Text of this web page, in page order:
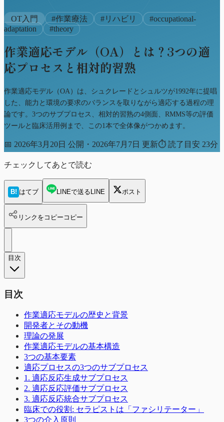
OT入門 #作業療法 #リハビリ #occupational-
adaptation
#theory
作業適応モデル（OA）とは？3つの適
応プロセスと相対的習熟
作業適応モデル（OA）は、シュクレードとシュルツが1992年に提唱
した、能力と環境の要求のバランスを取りながら適応する過程の理
論です。3つのサブプロセス、相対的習熟の4側面、RMMS等の評価
ツールと臨床活用例まで、この1本で全体像がつかめます。
📅 2026年3月20日 公開・2026年7月7日 更新⏱ 読了目安 23分
チェックしてあとで読む
B! はてブ LINEで送る LINE ポスト
リンクをコピー コピー
目次
目次
作業適応モデルの歴史と背景
開発者とその動機
理論の発展
作業適応モデルの基本構造
3つの基本要素
適応プロセスの3つのサブプロセス
1. 適応反応生成サブプロセス
2. 適応反応評価サブプロセス
3. 適応反応統合サブプロセス
臨床での役割: セラピストは「ファシリテーター」
3つの介入原則